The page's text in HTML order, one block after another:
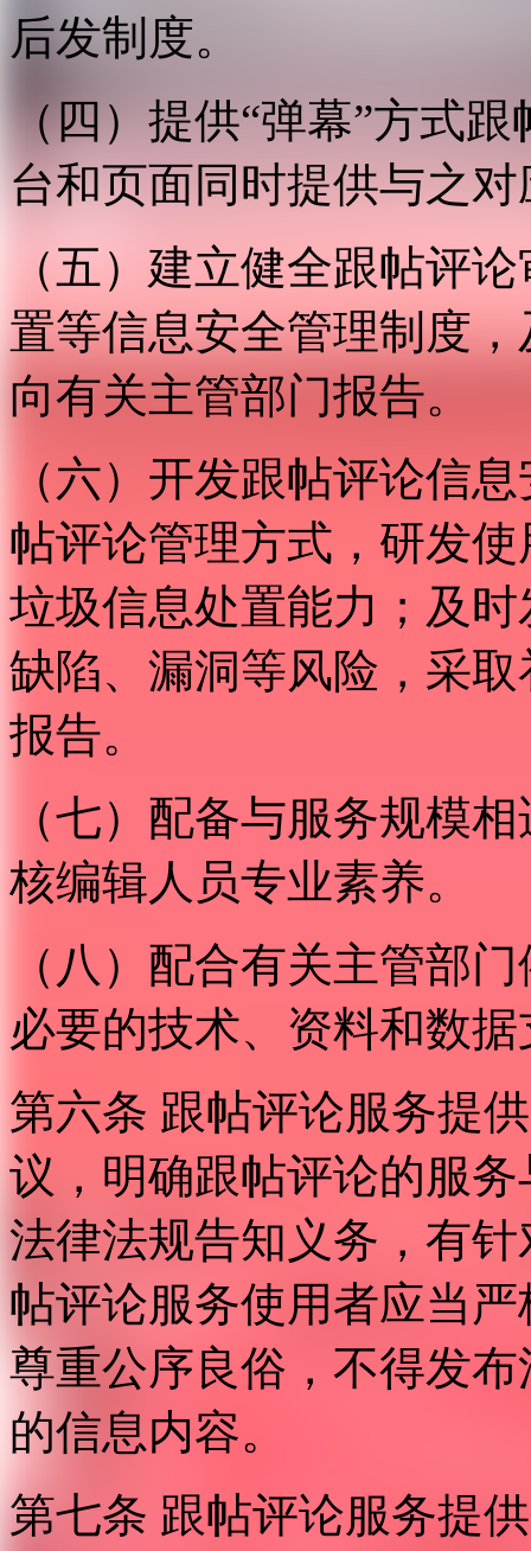
后发制度。
（四）提供“弹幕”方式
台和页面同时提供与之
（五）建立健全跟帖评
置等信息安全管理制度
向有关主管部门报告。
（六）开发跟帖评论信
帖评论管理方式，研发
垃圾信息处置能力；及
缺陷、漏洞等风险，采
报告。
（七）配备与服务规模
核编辑人员专业素养。
（八）配合有关主管部
必要的技术、资料和数
第六条 跟帖评论服务提
议，明确跟帖评论的服
法律法规告知义务，有
帖评论服务使用者应当
尊重公序良俗，不得发
的信息内容。
第七条 跟帖评论服务提